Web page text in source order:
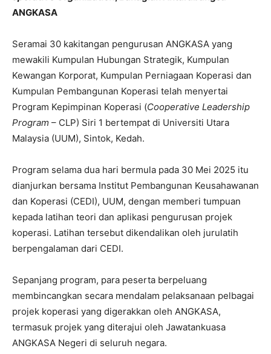
ANGKASA
Seramai 30 kakitangan pengurusan ANGKASA yang
mewakili Kumpulan Hubungan Strategik, Kumpulan
Kewangan Korporat, Kumpulan Perniagaan Koperasi dan
Kumpulan Pembangunan Koperasi telah menyertai
Program Kepimpinan Koperasi (Cooperative Leadership
Program – CLP) Siri 1 bertempat di Universiti Utara
Malaysia (UUM), Sintok, Kedah.
Program selama dua hari bermula pada 30 Mei 2025 itu
dianjurkan bersama Institut Pembangunan Keusahawanan
dan Koperasi (CEDI), UUM, dengan memberi tumpuan
kepada latihan teori dan aplikasi pengurusan projek
koperasi. Latihan tersebut dikendalikan oleh jurulatih
berpengalaman dari CEDI.
Sepanjang program, para peserta berpeluang
membincangkan secara mendalam pelaksanaan pelbagai
projek koperasi yang digerakkan oleh ANGKASA,
termasuk projek yang diterajui oleh Jawatankuasa
ANGKASA Negeri di seluruh negara.